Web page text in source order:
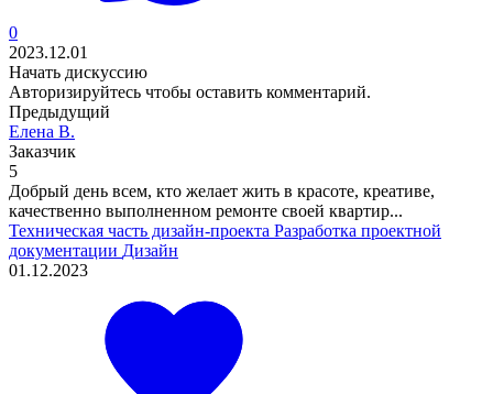
0
2023.12.01
Начать дискуссию
Авторизируйтесь чтобы оставить комментарий.
Предыдущий
Елена В.
Заказчик
5
Добрый день всем, кто желает жить в красоте, креативе,
качественно выполненном ремонте своей квартир...
Техническая часть дизайн-проекта Разработка проектной
документации Дизайн
01.12.2023